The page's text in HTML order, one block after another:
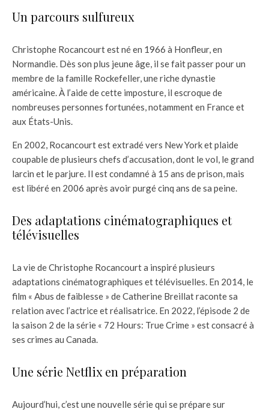
Un parcours sulfureux
Christophe Rocancourt est né en 1966 à Honfleur, en
Normandie. Dès son plus jeune âge, il se fait passer pour un
membre de la famille Rockefeller, une riche dynastie
américaine. À l’aide de cette imposture, il escroque de
nombreuses personnes fortunées, notamment en France et
aux États-Unis.
En 2002, Rocancourt est extradé vers New York et plaide
coupable de plusieurs chefs d’accusation, dont le vol, le grand
larcin et le parjure. Il est condamné à 15 ans de prison, mais
est libéré en 2006 après avoir purgé cinq ans de sa peine.
Des adaptations cinématographiques et
télévisuelles
La vie de Christophe Rocancourt a inspiré plusieurs
adaptations cinématographiques et télévisuelles. En 2014, le
film « Abus de faiblesse » de Catherine Breillat raconte sa
relation avec l’actrice et réalisatrice. En 2022, l’épisode 2 de
la saison 2 de la série « 72 Hours: True Crime » est consacré à
ses crimes au Canada.
Une série Netflix en préparation
Aujourd’hui, c’est une nouvelle série qui se prépare sur